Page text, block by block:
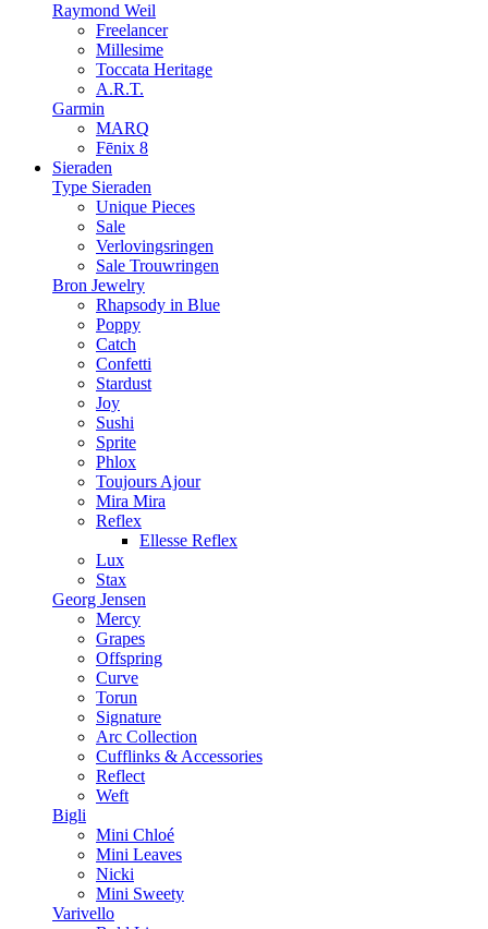
Raymond Weil
Freelancer
Millesime
Toccata Heritage
A.R.T.
Garmin
MARQ
Fēnix 8
Sieraden
Type Sieraden
Unique Pieces
Sale
Verlovingsringen
Sale Trouwringen
Bron Jewelry
Rhapsody in Blue
Poppy
Catch
Confetti
Stardust
Joy
Sushi
Sprite
Phlox
Toujours Ajour
Mira Mira
Reflex
Ellesse Reflex
Lux
Stax
Georg Jensen
Mercy
Grapes
Offspring
Curve
Torun
Signature
Arc Collection
Cufflinks & Accessories
Reflect
Weft
Bigli
Mini Chloé
Mini Leaves
Nicki
Mini Sweety
Varivello